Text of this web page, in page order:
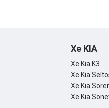
Xe KIA
Xe Kia K3
Xe Kia
Xe Kia
Xe Kia